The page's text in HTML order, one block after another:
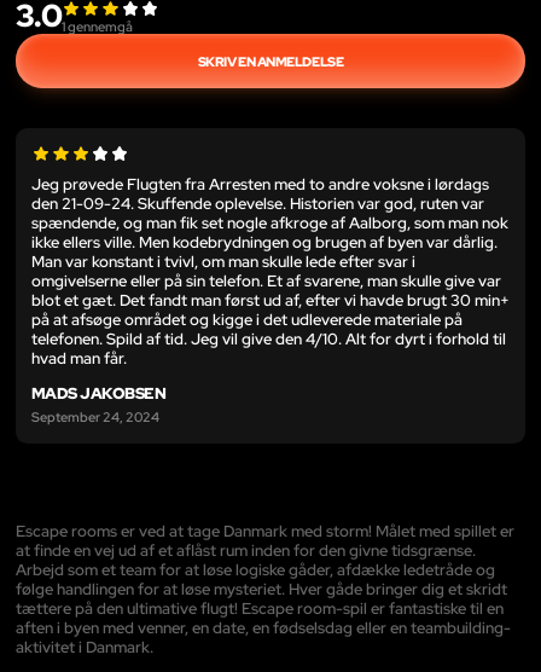
3.01gennemgå
SKRIV EN ANMELDELSE
Jeg prøvede Flugten fra Arresten med to andre voksne i lørdags
den 21-09-24. Skuffende oplevelse. Historien var god, ruten var
spændende, og man fik set nogle afkroge af Aalborg, som man nok
ikke ellers ville. Men kodebrydningen og brugen af byen var dårlig.
Man var konstant i tvivl, om man skulle lede efter svar i
omgivelserne eller på sin telefon. Et af svarene, man skulle give var
blot et gæt. Det fandt man først ud af, efter vi havde brugt 30 min+
på at afsøge området og kigge i det udleverede materiale på
telefonen. Spild af tid. Jeg vil give den 4/10. Alt for dyrt i forhold til
hvad man får.
MADS JAKOBSEN
September 24, 2024
Escape rooms er ved at tage Danmark med storm! Målet med spillet er
at finde en vej ud af et aflåst rum inden for den givne tidsgrænse.
Arbejd som et team for at løse logiske gåder, afdække ledetråde og
følge handlingen for at løse mysteriet. Hver gåde bringer dig et skridt
tættere på den ultimative flugt! Escape room-spil er fantastiske til en
aften i byen med venner, en date, en fødselsdag eller en teambuilding-
aktivitet i Danmark.